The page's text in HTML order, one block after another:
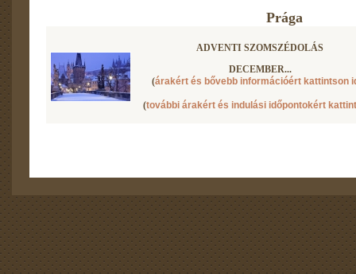
Prága
ADVENTI SZOMSZÉDOLÁS
DECEMBER...
(árakért és bővebb információért kattintson
(további árakért és indulási időpontokért